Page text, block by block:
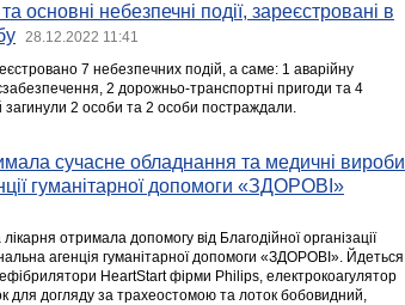
основні небезпечні події, зареєстровані в
28.12.2022 11:41
7 небезпечних подій, а саме: 1 аварійну
2 дорожньо-транспортні пригоди та 4
загинули 2 особи та 2 особи постраждали.
сучасне обладнання та медичні вироби
гуманітарної допомоги «ЗДОРОВІ»
отримала допомогу від Благодійної організації
агенція гуманітарної допомоги «ЗДОРОВІ». Йдеться
HeartStart фірми Philips, електрокоагулятор
для догляду за трахеостомою та лоток бобовидний,